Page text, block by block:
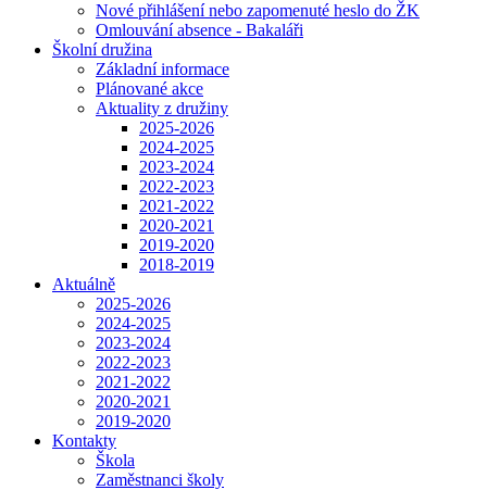
Nové přihlášení nebo zapomenuté heslo do ŽK
Omlouvání absence - Bakaláři
Školní družina
Základní informace
Plánované akce
Aktuality z družiny
2025-2026
2024-2025
2023-2024
2022-2023
2021-2022
2020-2021
2019-2020
2018-2019
Aktuálně
2025-2026
2024-2025
2023-2024
2022-2023
2021-2022
2020-2021
2019-2020
Kontakty
Škola
Zaměstnanci školy